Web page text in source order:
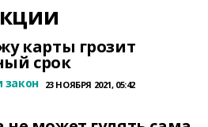
карты грозит
срок
закон 23 НОЯБРЯ 2021, 05:42